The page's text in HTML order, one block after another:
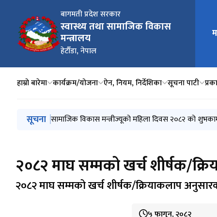
बागमती प्रदेश सरकार
स्वास्थ्य तथा सामाजिक विकास
मन्त्रालय
हेटौँडा, नेपाल
मुख्य
हाम्रो बारेमा कार्यक्रम/योजना ऐन, नियम, निर्देशिका सूचना पाटी
मुख्य नेभिगेसनमा जानुहोस्
सूचना नवप्रवर्तनात्मक अनुसन्धान सम्बन्धी आइडिया अवधारणा
सामाजिक विकास मन्त्रीज्यूको महिला दिवस २०८२ को
स्थानीय तहसँगको सहकार्यमा बाल विकास केद्र स्तरोन्नति
शिक्षालय सुधार योजना कार्यक्रम कार्यान्वयनका लागि
शिक्षालय सुधार योजना कार्यक्रम कार्यान्वयन सम्बन्धी सुचना।
२०८२ माघ सम्मको खर्च शीर्षक/
२०८२ माघ सम्मको खर्च शीर्षक/क्रियाकलाप
५ फागुन, २०८२